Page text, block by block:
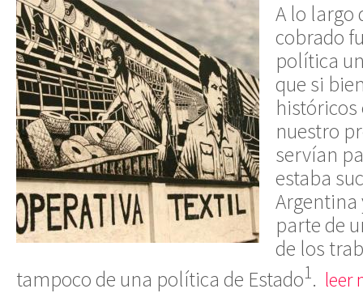
A lo largo
cobrado
política
que si
históricos
nuestro
servían
estaba
Argentina
parte de
de los
tampoco de una política de Estado1. leer